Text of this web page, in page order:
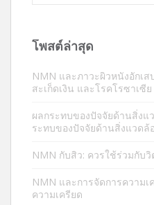
โพสต์ล่าสุด
NMN และภาวะผิวหนังอักเ
สะเก็ดเงิน และโรคโรซาเซีย
ผลกระทบของปัจจัยด้านสิ่ง
ระทบของปัจจัยด้านสิ่งแวดล้
NMN กับสิว: ควรใช้ร่วมกับ
NMN และการจัดการความ
ความเครียด